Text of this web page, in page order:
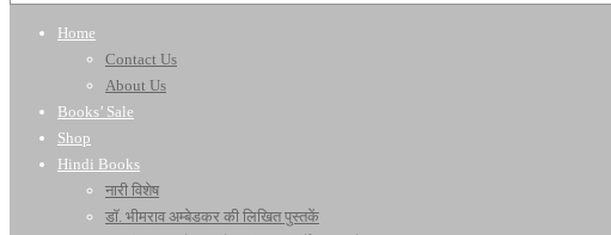
Home
Contact Us
About Us
Books’ Sale
Shop
Hindi Books
नारी विशेष
डॉ. भीमराव अम्बेडकर की लिखित पुस्तकें